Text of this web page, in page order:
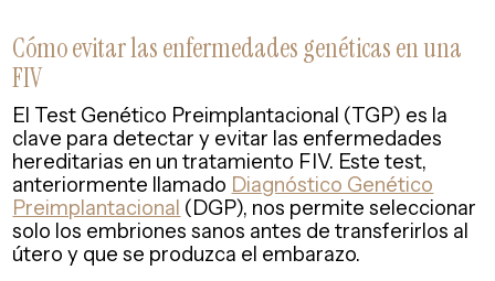
Cómo evitar las enfermedades genéticas en una
FIV
El Test Genético Preimplantacional (TGP) es la
clave para detectar y evitar las enfermedades
hereditarias en un tratamiento FIV. Este test,
anteriormente llamado Diagnóstico Genético
Preimplantacional (DGP), nos permite seleccionar
solo los embriones sanos antes de transferirlos al
útero y que se produzca el embarazo.